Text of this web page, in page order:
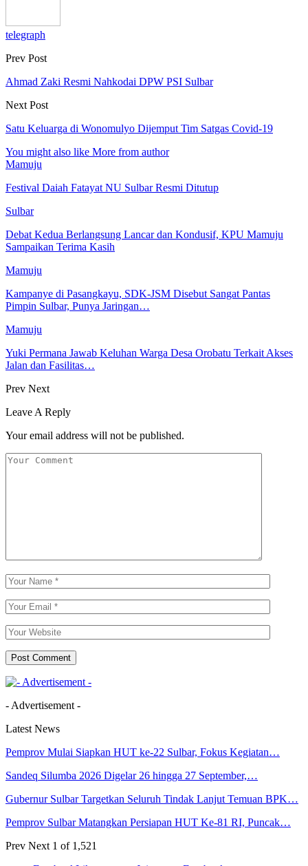
telegraph
Prev Post
Ahmad Zaki Resmi Nahkodai DPW PSI Sulbar
Next Post
Satu Keluarga di Wonomulyo Dijemput Tim Satgas Covid-19
You might also like More from author
Mamuju
Festival Daiah Fatayat NU Sulbar Resmi Ditutup
Sulbar
Debat Kedua Berlangsung Lancar dan Kondusif, KPU Mamuju
Sampaikan Terima Kasih
Mamuju
Kampanye di Pasangkayu, SDK-JSM Disebut Sangat Pantas
Pimpin Sulbar, Punya Jaringan…
Mamuju
Yuki Permana Jawab Keluhan Warga Desa Orobatu Terkait Akses
Jalan dan Fasilitas…
Prev Next
Leave A Reply
Your email address will not be published.
- Advertisement -
Latest News
Pemprov Mulai Siapkan HUT ke-22 Sulbar, Fokus Kegiatan…
Sandeq Silumba 2026 Digelar 26 hingga 27 September,…
Gubernur Sulbar Targetkan Seluruh Tindak Lanjut Temuan BPK…
Pemprov Sulbar Matangkan Persiapan HUT Ke-81 RI, Puncak…
Prev Next 1 of 1,521